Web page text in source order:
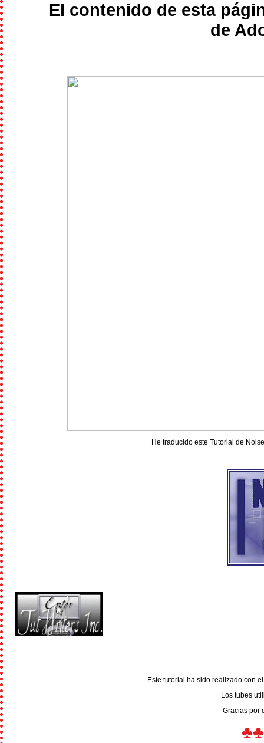
El contenido de esta
de
He traducido este Tutorial de
Este tutorial ha sido realizado con
Los tubes
Gracias por